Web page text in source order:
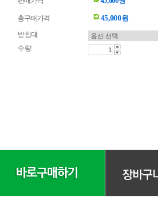
총구매가격 45,000원
받침대
수량